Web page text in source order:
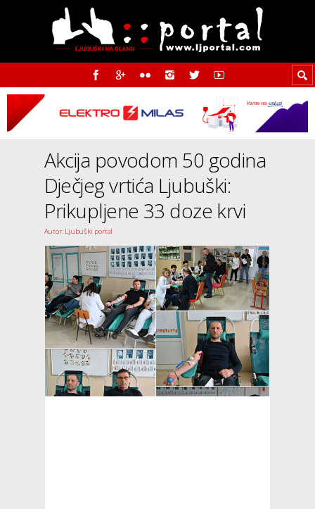
Akcija povodom 50 godina
Dječjeg vrtića Ljubuški:
Prikupljene 33 doze krvi
Autor: Ljubuški portal